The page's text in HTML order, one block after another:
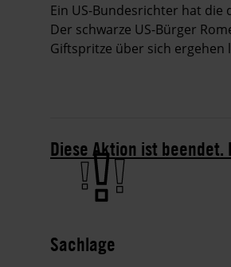
Ein US-Bundesrichter hat
Der schwarze US-Bürger
Giftspritze über sich ergehen
Diese Aktion ist
Sachlage